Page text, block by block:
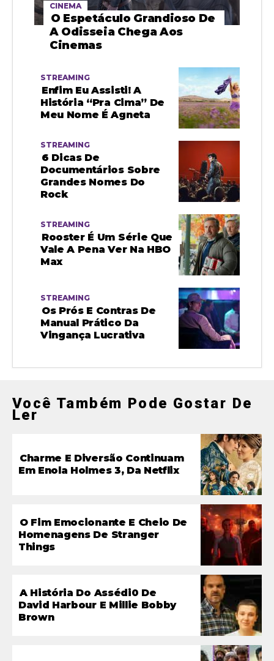
CINEMA
O Espetáculo Grandioso De
A Odisseia Chega Aos
Cinemas
STREAMING
Enfim Eu Assisti! A
História “pra Cima” De
Meu Nome É Agneta
STREAMING
6 Dicas De
Documentários Sobre
Grandes Nomes Do
Rock
STREAMING
Rooster É Um Série Que
Vale A Pena Ver Na HBO
Max
STREAMING
Os Prós E Contras De
Manual Prático Da
Vingança Lucrativa
Você Também Pode Gostar De
Ler
Charme E Diversão Continuam
Em Enola Holmes 3, Da Netflix
O Fim Emocionante E Cheio De
Homenagens De Stranger
Things
A História Do Assédi0 De
David Harbour E Millie Bobby
Brown